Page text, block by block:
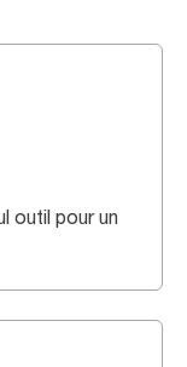
outil pour un